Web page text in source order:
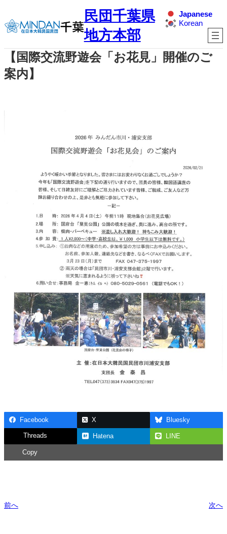
を
キ
プ
民団千葉県
地方本部
Japanese
Korean
【国際交流野遊会「お花見」開催のご
案内】
Facebook X Bluesky
Threads Hatena LINE
Copy
前へ 次へ